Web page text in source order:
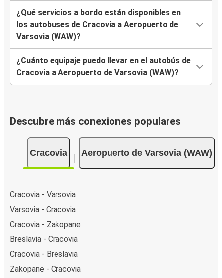
¿Qué servicios a bordo están disponibles en
los autobuses de Cracovia a Aeropuerto de
Varsovia (WAW)?
¿Cuánto equipaje puedo llevar en el autobús de
Cracovia a Aeropuerto de Varsovia (WAW)?
Descubre más conexiones populares
Cracovia Aeropuerto de Varsovia (WAW)
Cracovia - Varsovia
Varsovia - Cracovia
Cracovia - Zakopane
Breslavia - Cracovia
Cracovia - Breslavia
Zakopane - Cracovia